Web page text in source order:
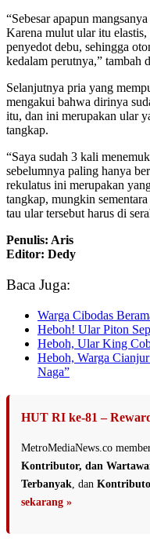
“Sebesar apapun
Karena mulut ular itu elastis,
penyedot debu, sehingga
kedalam perutnya,” tambah
Selanjutnya pria yang
mengakui bahwa dirinya
itu, dan ini merupakan ular
tangkap.
“Saya sudah 3 kali
sebelumnya paling hanya
rekulatus ini merupakan
tangkap, mungkin
tau ular tersebut harus di
Penulis: Aris
Editor: Dedy
Baca Juga:
Warga Cibodas
Heboh! Ular Piton
Heboh, Ular King
Heboh, Warga
Naga”
HUT RI ke-81 –
MetroMediaNews.co
Kontributor, dan
Terbanyak , dan
sekarang »